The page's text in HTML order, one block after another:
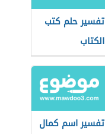
تفسير حلم كتب
الكتاب
تفسير اسم كمال